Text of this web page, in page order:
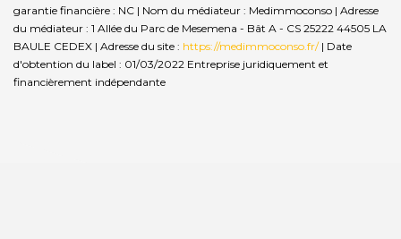
garantie financière : NC | Nom du médiateur : Medimmoconso | Adresse
du médiateur : 1 Allée du Parc de Mesemena - Bât A - CS 25222 44505 LA
BAULE CEDEX | Adresse du site : https://medimmoconso.fr/| Date
d'obtention du label : 01/03/2022 Entreprise juridiquement et
financièrement indépendante